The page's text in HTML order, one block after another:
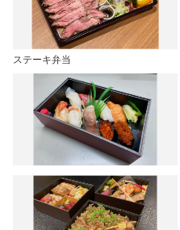
ステーキ弁当